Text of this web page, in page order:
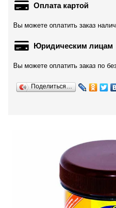
Оплата картой
Вы можете оплатить заказ
Юридическим лицам
Вы можете оплатить заказ по
Поделиться…